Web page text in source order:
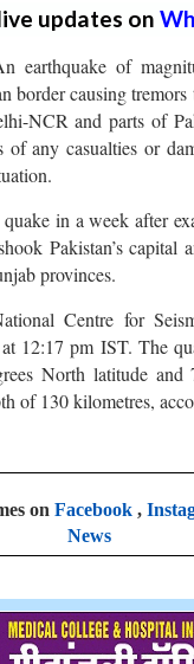
updates on
earthquake of
border causing tremors
NCR and parts of
of any casualties or
in a week after
Pakistan’s capital
provinces.
Centre for
12:17 pm IST. The
North latitude and
of 130 kilometres,
on Facebook,
News